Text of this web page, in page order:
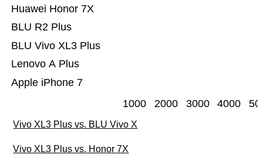
Apple iPhone 7
Lenovo A Plus
BLU Vivo XL3 Plus
BLU R2 Plus
Huawei Honor 7X
1000 2000 3000 4000
Vivo XL3 Plus vs. BLU Vivo X
Vivo XL3 Plus vs. Honor 7X